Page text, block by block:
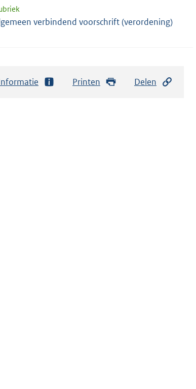
verbindend voorschrift (verordening)
Printen Delen